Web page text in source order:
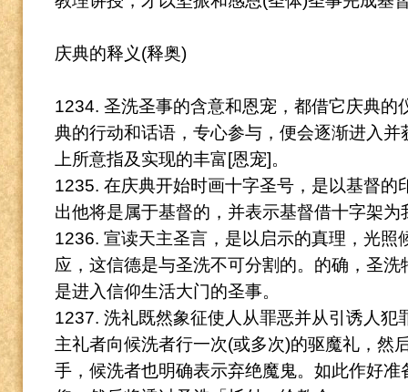
庆典的释义(释奥)
1234. 圣洗圣事的含意和恩宠，都借它庆典的
典的行动和话语，专心参与，便会逐渐进入
上所意指及实现的丰富[恩宠]。
1235. 在庆典开始时画十字圣号，是以基督的
出他将是属于基督的，并表示基督借十字架
1236. 宣读天主圣言，是以启示的真理，光照
应，这信德是与圣洗不可分割的。 的确，圣洗
是进入信仰生活大门的圣事。
1237. 洗礼既然象征使人从罪恶并从引诱人犯
主礼者向候洗者行一次(或多次)的驱魔礼，然
手，候洗者也明确表示弃绝魔鬼。如此作好准